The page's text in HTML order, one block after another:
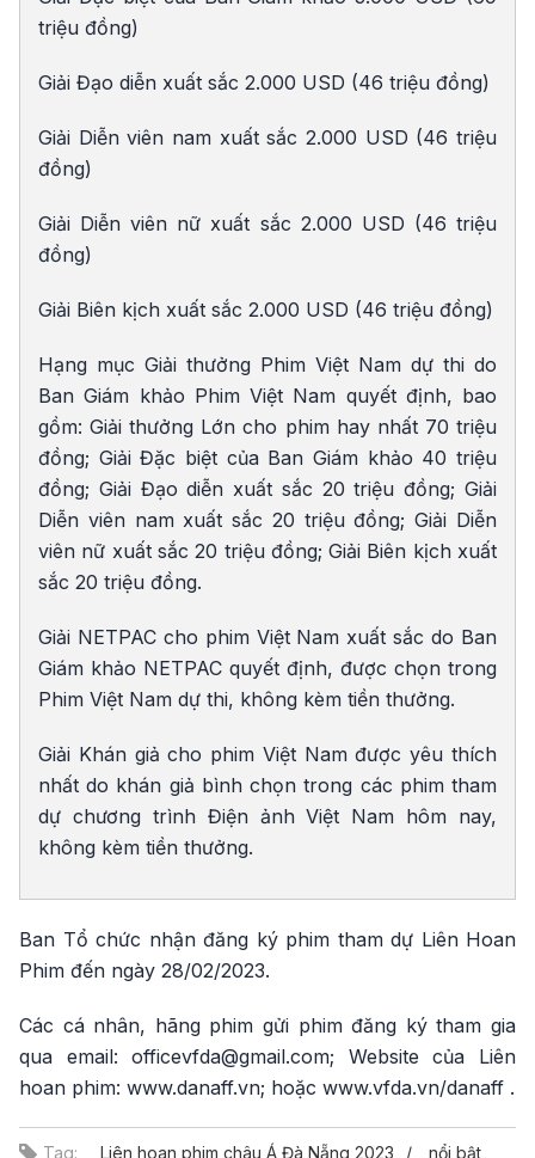
triệu đồng)
Giải Đạo diễn xuất sắc 2.000 USD (46 triệu đồng)
Giải Diễn viên nam xuất sắc 2.000 USD (46 triệu
đồng)
Giải Diễn viên nữ xuất sắc 2.000 USD (46 triệu
đồng)
Giải Biên kịch xuất sắc 2.000 USD (46 triệu đồng)
Hạng mục Giải thưởng Phim Việt Nam dự thi do
Ban Giám khảo Phim Việt Nam quyết định, bao
gồm: Giải thưởng Lớn cho phim hay nhất 70 triệu
đồng; Giải Đặc biệt của Ban Giám khảo 40 triệu
đồng; Giải Đạo diễn xuất sắc 20 triệu đồng; Giải
Diễn viên nam xuất sắc 20 triệu đồng; Giải Diễn
viên nữ xuất sắc 20 triệu đồng; Giải Biên kịch xuất
sắc 20 triệu đồng.
Giải NETPAC cho phim Việt Nam xuất sắc do Ban
Giám khảo NETPAC quyết định, được chọn trong
Phim Việt Nam dự thi, không kèm tiền thưởng.
Giải Khán giả cho phim Việt Nam được yêu thích
nhất do khán giả bình chọn trong các phim tham
dự chương trình Điện ảnh Việt Nam hôm nay,
không kèm tiền thưởng.
Ban Tổ chức nhận đăng ký phim tham dự Liên Hoan
Phim đến ngày 28/02/2023.
Các cá nhân, hãng phim gửi phim đăng ký tham gia
qua email: officevfda@gmail.com; Website của Liên
hoan phim: www.danaff.vn; hoặc www.vfda.vn/danaff .
Tag: Liên hoan phim châu Á Đà Nẵng 2023 nổi bật